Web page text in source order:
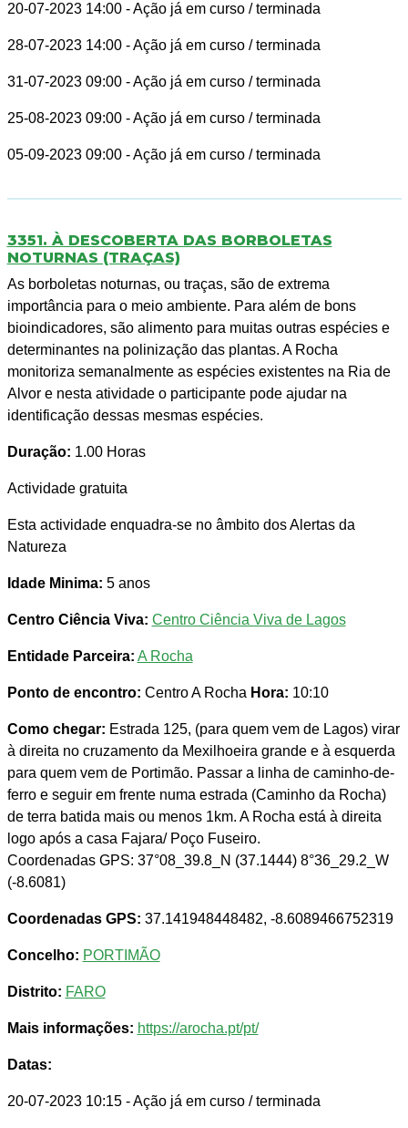
20-07-2023 14:00 - Ação já em curso / terminada
28-07-2023 14:00 - Ação já em curso / terminada
31-07-2023 09:00 - Ação já em curso / terminada
25-08-2023 09:00 - Ação já em curso / terminada
05-09-2023 09:00 - Ação já em curso / terminada
3351. À DESCOBERTA DAS BORBOLETAS
NOTURNAS (TRAÇAS)
As borboletas noturnas, ou traças, são de extrema
importância para o meio ambiente. Para além de bons
bioindicadores, são alimento para muitas outras espécies e
determinantes na polinização das plantas. A Rocha
monitoriza semanalmente as espécies existentes na Ria de
Alvor e nesta atividade o participante pode ajudar na
identificação dessas mesmas espécies.
Duração: 1.00 Horas
Actividade gratuita
Esta actividade enquadra-se no âmbito dos Alertas da
Natureza
Idade Minima: 5 anos
Centro Ciência Viva: Centro Ciência Viva de Lagos
Entidade Parceira: A Rocha
Ponto de encontro: Centro A Rocha Hora: 10:10
Como chegar: Estrada 125, (para quem vem de Lagos) virar
à direita no cruzamento da Mexilhoeira grande e à esquerda
para quem vem de Portimão. Passar a linha de caminho-de-
ferro e seguir em frente numa estrada (Caminho da Rocha)
de terra batida mais ou menos 1km. A Rocha está à direita
logo após a casa Fajara/ Poço Fuseiro.
Coordenadas GPS: 37°08_39.8_N (37.1444) 8°36_29.2_W
(-8.6081)
Coordenadas GPS: 37.141948448482, -8.6089466752319
Concelho: PORTIMÃO
Distrito: FARO
Mais informações: https://arocha.pt/pt/
Datas:
20-07-2023 10:15 - Ação já em curso / terminada